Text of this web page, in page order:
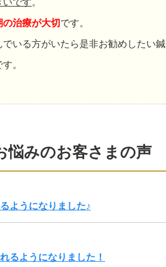
いです。
の治療が大切です。
いる方がいたら是非お勧めしたい鍼
。
悩みのお客さまの声
ようになりました♪
るようになりました！